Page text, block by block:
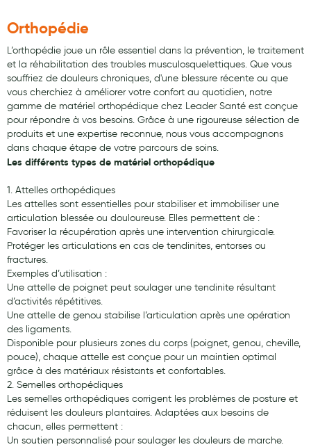
Pour Homme
Crème solaire - Visage et corps
Préservatifs - Gels lubrifiants
Accessoires, coutellerie, brosserie
Bouillottes
Parfums et bougies d'ambiance
Beauté au naturel
Huiles
Mon bébé
Soins bébé
Couches
Laits infantiles
Biberons et tétines
Toilette du bébé
Accessoires bébé
Alimentation
Orthopédie
L’orthopédie joue un rôle essentiel dans la prévention, le traitement
et la réhabilitation des troubles musculosquelettiques. Que vous
souffriez de douleurs chroniques, d'une blessure récente ou que
vous cherchiez à améliorer votre confort au quotidien, notre
gamme de matériel orthopédique chez Leader Santé est conçue
pour répondre à vos besoins. Grâce à une rigoureuse sélection de
produits et une expertise reconnue, nous vous accompagnons
dans chaque étape de votre parcours de soins.
Les différents types de matériel orthopédique
1. Attelles orthopédiques
Les attelles sont essentielles pour stabiliser et immobiliser une
articulation blessée ou douloureuse. Elles permettent de :
Favoriser la récupération après une intervention chirurgicale.
Protéger les articulations en cas de tendinites, entorses ou
fractures.
Exemples d’utilisation :
Une attelle de poignet peut soulager une tendinite résultant
d’activités répétitives.
Une attelle de genou stabilise l’articulation après une opération
des ligaments.
Disponible pour plusieurs zones du corps (poignet, genou, cheville,
pouce), chaque attelle est conçue pour un maintien optimal
grâce à des matériaux résistants et confortables.
2. Semelles orthopédiques
Les semelles orthopédiques corrigent les problèmes de posture et
réduisent les douleurs plantaires. Adaptées aux besoins de
chacun, elles permettent :
Un soutien personnalisé pour soulager les douleurs de marche.